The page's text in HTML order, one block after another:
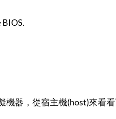
機器，從宿主機(host)來看